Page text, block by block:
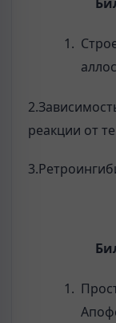
реакции от